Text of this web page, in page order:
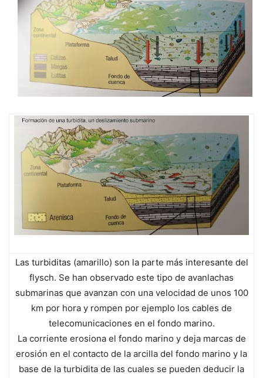
Las turbiditas (amarillo) son la parte más interesante del
flysch. Se han observado este tipo de avanlachas
submarinas que avanzan con una velocidad de unos 100
km por hora y rompen por ejemplo los cables de
telecomunicaciones en el fondo marino.
La corriente erosiona el fondo marino y deja marcas de
erosión en el contacto de la arcilla del fondo marino y la
base de la turbidita de las cuales se pueden deducir la